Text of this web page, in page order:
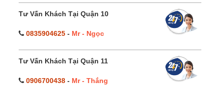
Tư Vấn Khách Tại Quận 10
0835904625 - Mr - Ngọc
Tư Vấn Khách Tại Quận 11
0906700438 - Mr - Thắng